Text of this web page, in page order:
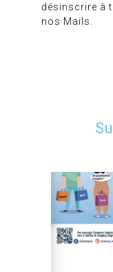
désinscrire à
nos Mails.